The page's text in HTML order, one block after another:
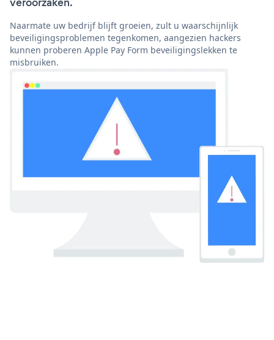
Naarmate uw bedrijf blijft groeien, zult u waarschijnlijk
beveiligingsproblemen tegenkomen, aangezien hackers
kunnen proberen Apple Pay Form beveiligingslekken te
misbruiken.